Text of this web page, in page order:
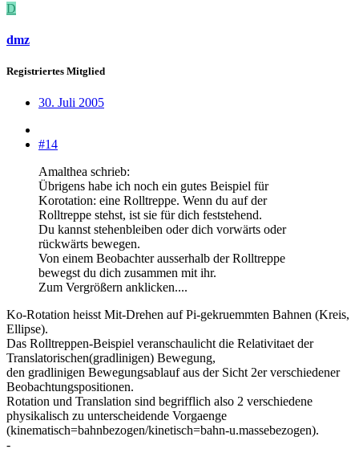
D
dmz
Registriertes Mitglied
30. Juli 2005
#14
Amalthea schrieb:
Übrigens habe ich noch ein gutes Beispiel für
Korotation: eine Rolltreppe. Wenn du auf der
Rolltreppe stehst, ist sie für dich feststehend.
Du kannst stehenbleiben oder dich vorwärts oder
rückwärts bewegen.
Von einem Beobachter ausserhalb der Rolltreppe
bewegst du dich zusammen mit ihr.
Zum Vergrößern anklicken....
Ko-Rotation heisst Mit-Drehen auf Pi-gekruemmten Bahnen (Kreis,
Ellipse).
Das Rolltreppen-Beispiel veranschaulicht die Relativitaet der
Translatorischen(gradlinigen) Bewegung,
den gradlinigen Bewegungsablauf aus der Sicht 2er verschiedener
Beobachtungspositionen.
Rotation und Translation sind begrifflich also 2 verschiedene
physikalisch zu unterscheidende Vorgaenge
(kinematisch=bahnbezogen/kinetisch=bahn-u.massebezogen).
-